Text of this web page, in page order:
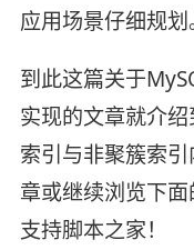
应用场景仔细规划
到此这篇关于
实现的文章就介
索引与非聚簇索
章或继续浏览下
支持脚本之家！